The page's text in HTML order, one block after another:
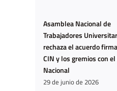
Asamblea Nacional de
Trabajadores
rechaza el acuerdo
CIN y los gremios con
Nacional
29 de junio de 2026